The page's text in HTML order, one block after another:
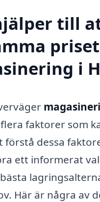
till
i
faktorer som
förstå dessa
ett informerat
Här är några av